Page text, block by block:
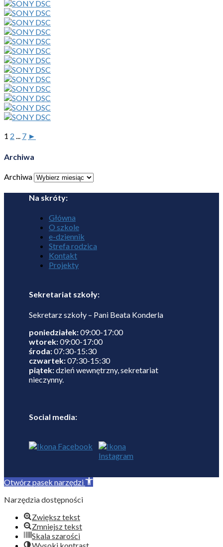
1 2 ... 7 ►
Archiwa
Archiwa
Na skróty:
Główna
O szkole
e-dziennik
Strefa rodzica
Kontakt
Projekty
Sekretariat szkoły:
Sekretarz szkoły – Pani Beata Konderla
poniedziałek:09:00-17:00
wtorek:09:00-17:00
środa:07:30-15:30
czwartek:07:30-15:30
piątek:dzień wewnętrzny, sekretariat
nieczynny.
Social media:
Otwórz pasek narzędzi
Narzędzia dostępności
Zwiększ tekst
Zmniejsz tekst
Skala szarości